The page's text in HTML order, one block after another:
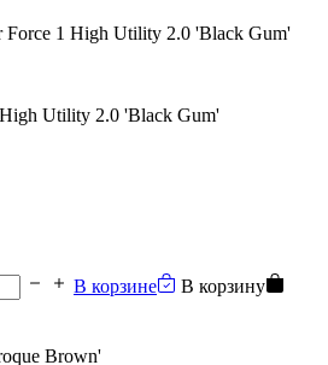
Utility 2.0 'Black Gum'
В корзине
В корзину